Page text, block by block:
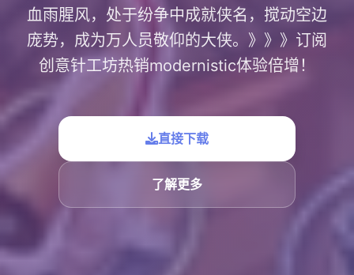
血雨腥风，处于纷争中成就侠名，搅动空边
庞势，成为万人员敬仰的大侠。》》》订阅
创意针工坊热销modernistic体验倍增！
直接下载
了解更多